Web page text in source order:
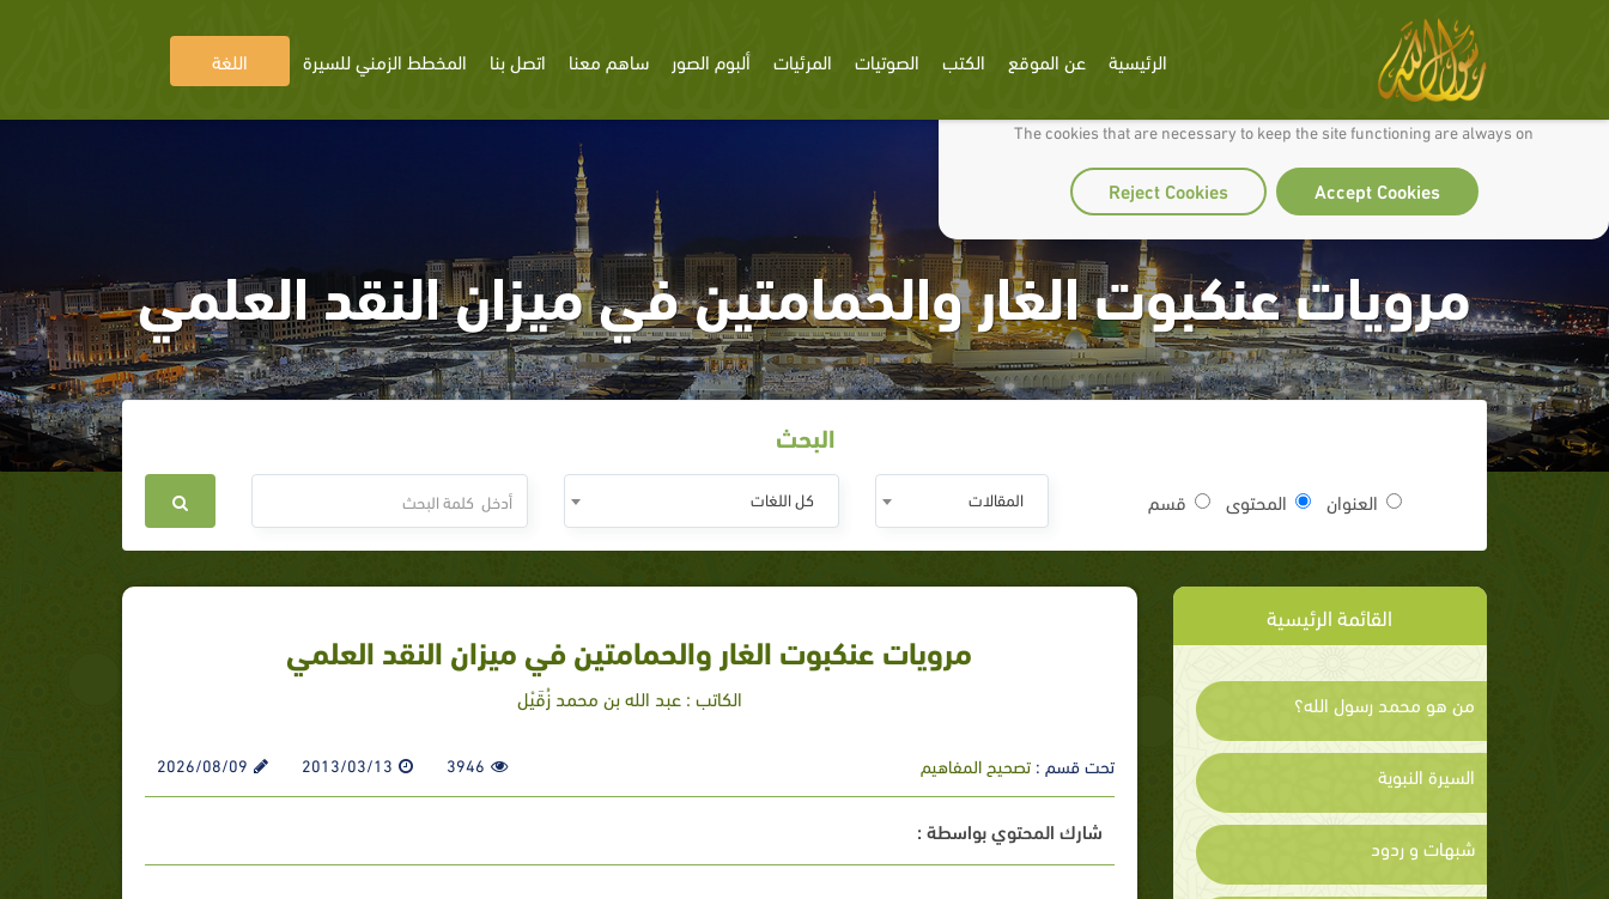
We use cookies to make our site work well for you and so we can continually improve it.
The cookies that are necessary to keep the site functioning are always on
Accept Cookies
Reject Cookies
الرئيسية عن الموقع الكتب الصوتيات المرئيات ألبوم الصور ساهم معنا اتصل بنا المخطط الزمني للسيرة اللغة
مرويات عنكبوت الغار والحمامتين في ميزان النقد العلمي
البحث
العنوان المحتوى قسم المقالات كل اللغات
القائمة الرئيسية
من هو محمد رسول الله؟
السيرة النبوية
شبهات و ردود
مرويات عنكبوت الغار والحمامتين في ميزان النقد العلمي
الكاتب : عبد الله بن محمد زُقَيْل
تحت قسم :تصحيح المفاهيم 3946
2013/03/13
2026/08/09
شارك المحتوي بواسطة :